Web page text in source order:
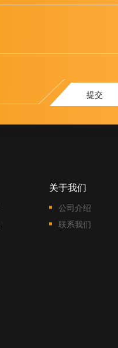
提交
关于我们
公司介绍
联系我们